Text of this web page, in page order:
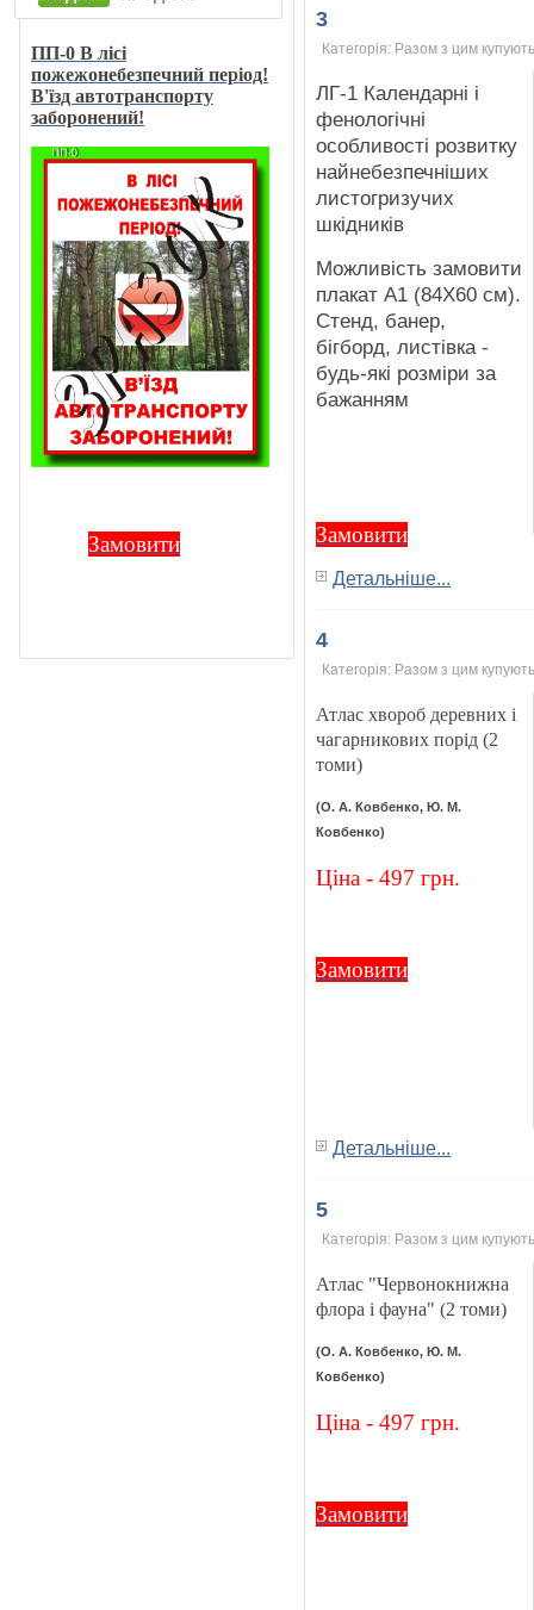
3
Категорія: Разом з цим
ЛГ-1 Календарнi i
фенологiчнi
особливостi розвитку
найнебезпечнiших
листогризучих
шкiдникiв
Можливiсть замовити
плакат А1 (84Х60 см).
Стенд, банер,
бiгборд, листiвка -
будь-якi розмiри за
бажанням
Замовити
Детальніше...
4
Категорія: Разом з цим
Атлас хвороб деревних і
чагарникових порід (2
томи)
(О. А. Ковбенко, Ю. М.
Ковбенко)
Ціна - 497 грн.
Замовити
Детальніше...
5
Категорія: Разом з цим
Атлас "Червонокнижна
флора і фауна" (2 томи)
(О. А. Ковбенко, Ю. М.
Ковбенко)
Ціна - 497 грн.
Замовити
ПП-0 В лici
пожежонебезпечний перiод!
В'їзд автотранспорту
заборонений!
Замовити